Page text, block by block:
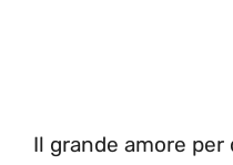
Il grande amore